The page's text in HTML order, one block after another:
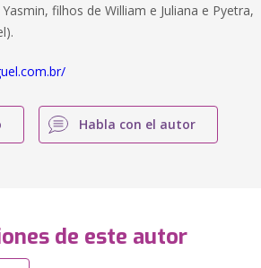
filhos de William e Juliana e Pyetra,
Habla con el autor
de este autor